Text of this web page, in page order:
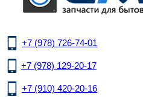
+7 (978) 726-74-01
+7 (978) 129-20-17
+7 (910) 420-20-16